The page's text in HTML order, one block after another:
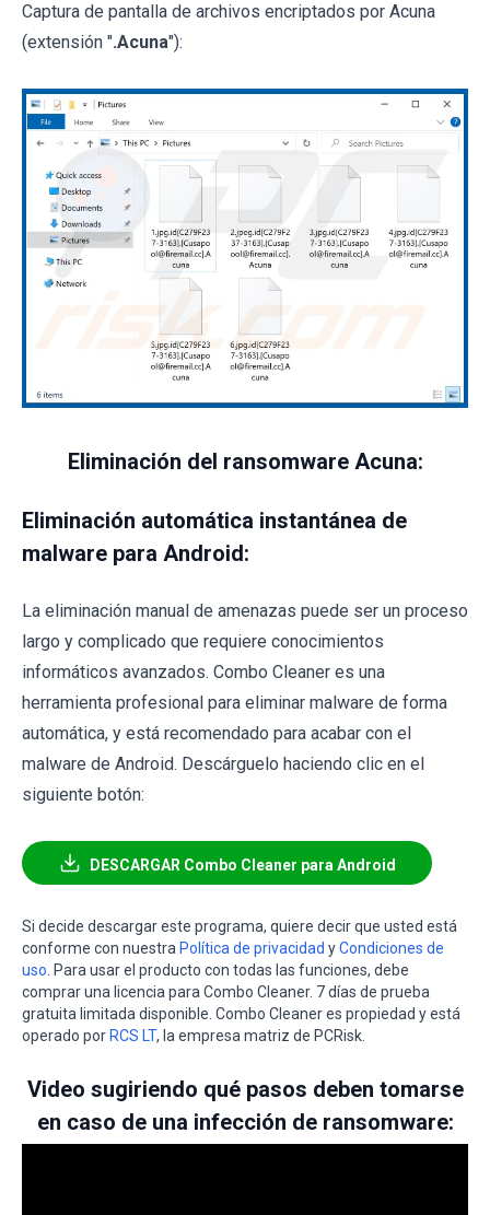
Captura de pantalla de archivos encriptados por Acuna
(extensión ".Acuna"):
Eliminación del ransomware Acuna:
Eliminación automática instantánea de
malware para Android:
La eliminación manual de amenazas puede ser un proceso
largo y complicado que requiere conocimientos
informáticos avanzados. Combo Cleaner es una
herramienta profesional para eliminar malware de forma
automática, y está recomendado para acabar con el
malware de Android. Descárguelo haciendo clic en el
siguiente botón:
DESCARGAR Combo Cleaner para Android
Si decide descargar este programa, quiere decir que usted está
conforme con nuestra Política de privacidad yCondiciones de
uso . Para usar el producto con todas las funciones, debe
comprar una licencia para Combo Cleaner. 7 días de prueba
gratuita limitada disponible. Combo Cleaner es propiedad y está
operado por RCS LT, la empresa matriz de PCRisk.
Video sugiriendo qué pasos deben tomarse
en caso de una infección de ransomware: